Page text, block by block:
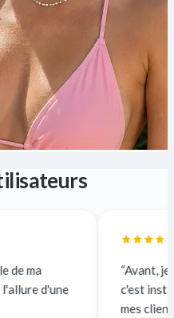
“Avant, je sous-traitais à
c'est instantané et
mes clients n'y voient que